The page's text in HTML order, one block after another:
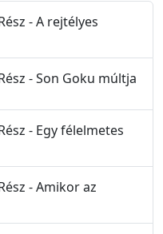
- A rejtélyes
- Son Goku múltja
- Egy félelmetes
- Amikor az